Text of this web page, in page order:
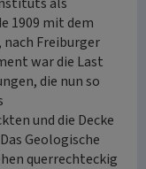
1909 mit dem
nach Freiburger
war die Last
die nun so
und die Decke
Geologische
querrechteckig